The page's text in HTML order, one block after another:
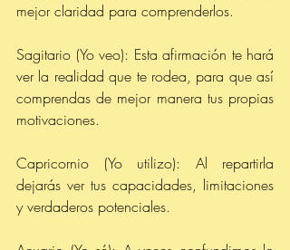
mejor claridad para comprenderlos.
Sagitario (Yo veo): Esta afirmación te hará
ver la realidad que te rodea, para que así
comprendas de mejor manera tus propias
motivaciones.
Capricornio (Yo utilizo): Al repartirla
dejarás ver tus capacidades, limitaciones
y verdaderos potenciales.